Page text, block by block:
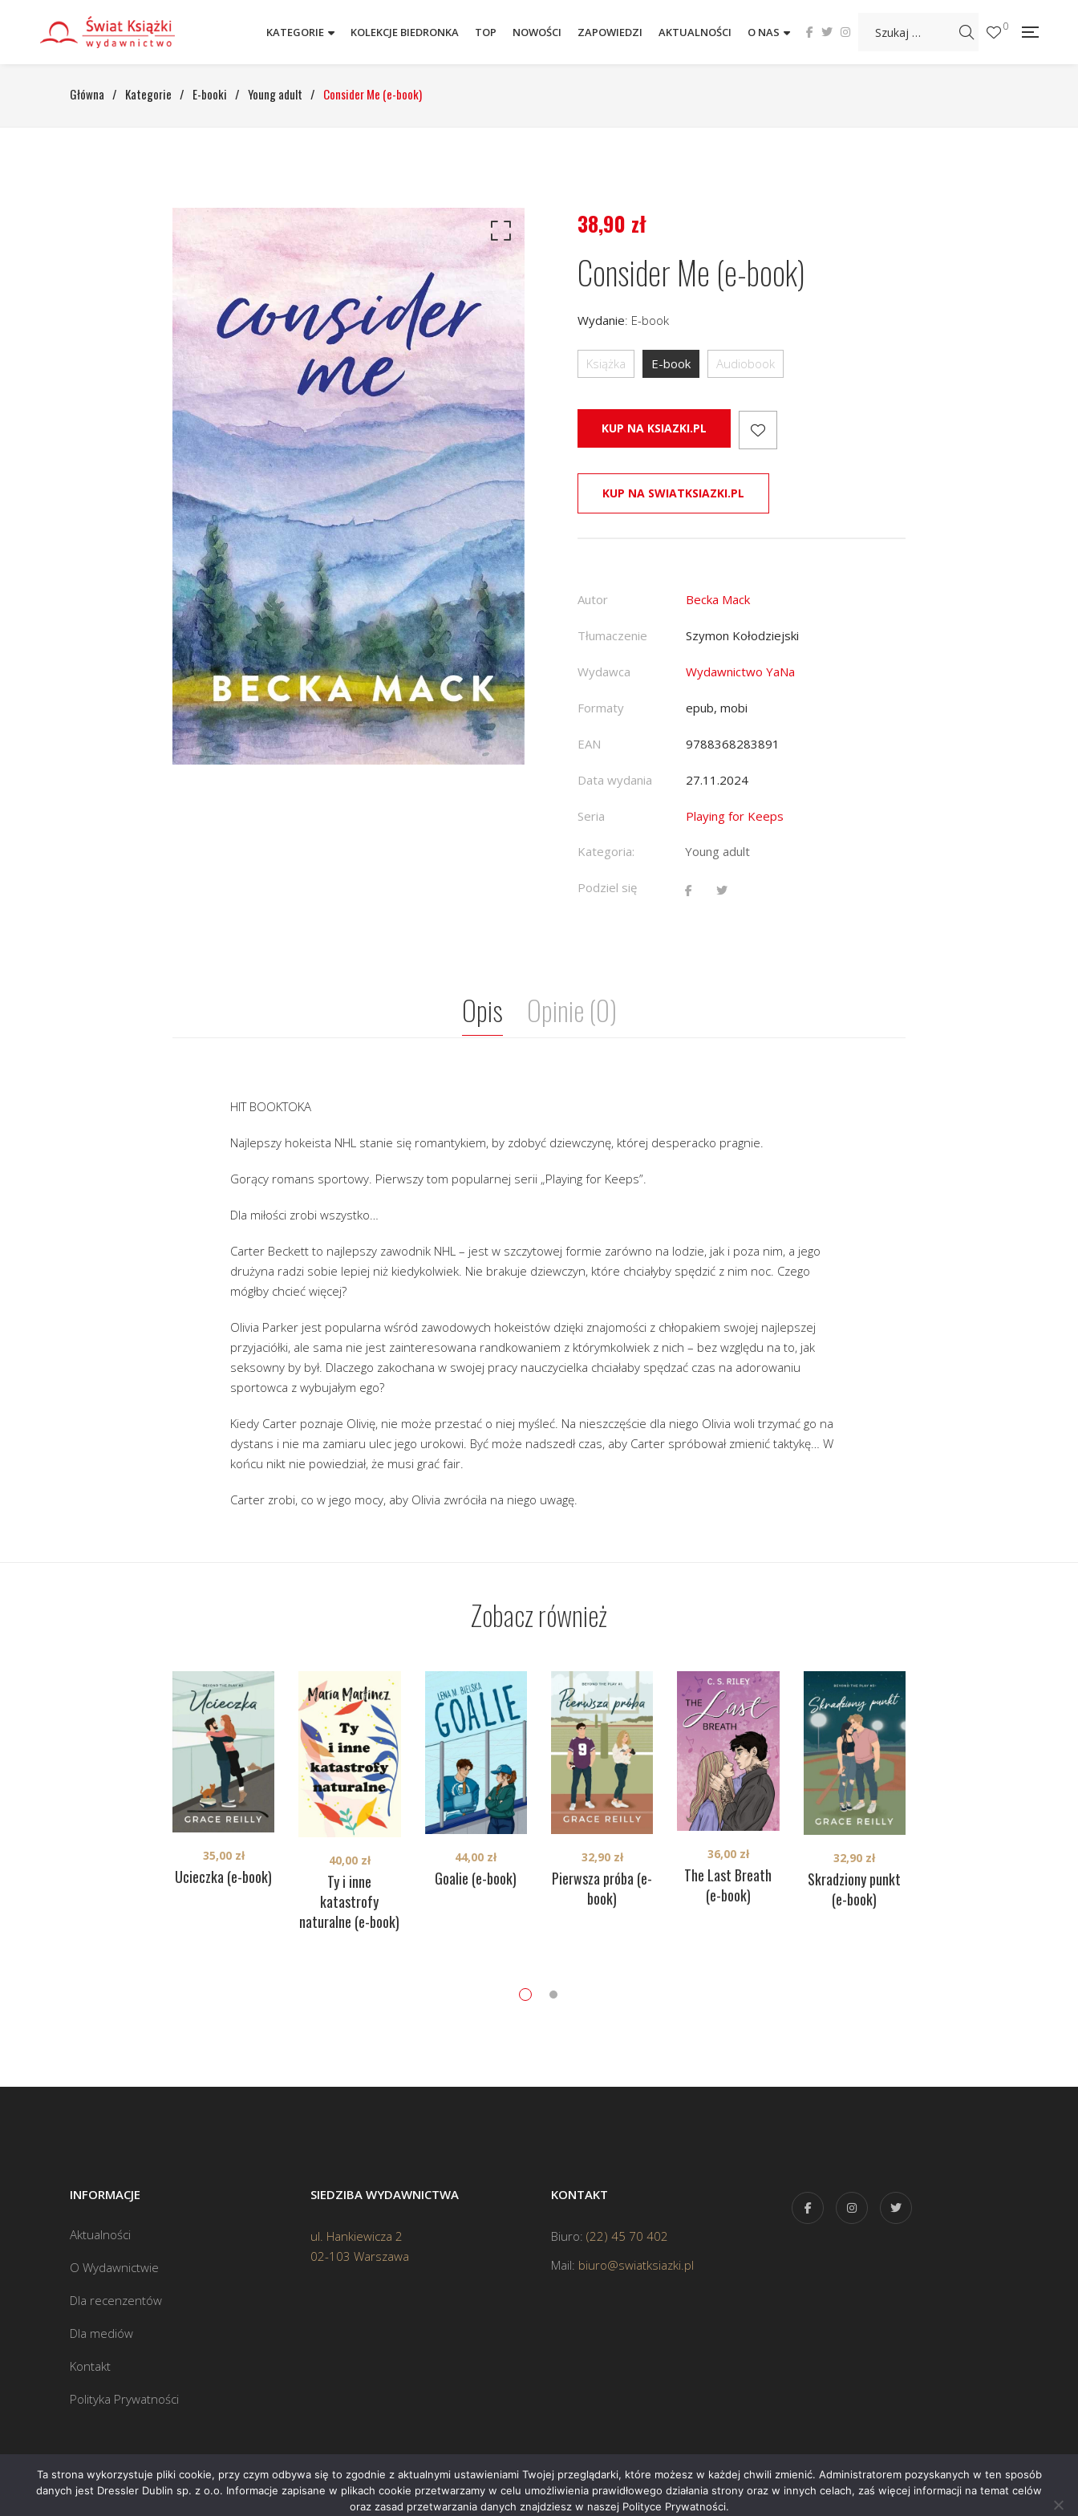
KATEGORIE KOLEKCJE BIEDRONKA TOP NOWOŚCI ZAPOWIEDZI AKTUALNOŚCI O NAS 0
Główna / Kategorie / E-booki / Young adult / Consider Me (e-book)
38,90 zł
Consider Me (e-book)
Wydanie: E-book
Książka E-book Audiobook
KUP NA KSIAZKI.PL
KUP NA SWIATKSIAZKI.PL
Autor Becka Mack
Tłumaczenie Szymon Kołodziejski
Wydawca Wydawnictwo YaNa
Formaty epub, mobi
EAN 9788368283891
Data wydania 27.11.2024
Seria Playing for Keeps
Kategoria: Young adult
Podziel się
Opis Opinie (0)
HIT BOOKTOKA
Najlepszy hokeista NHL stanie się romantykiem, by zdobyć dziewczynę, której desperacko pragnie.
Gorący romans sportowy. Pierwszy tom popularnej serii „Playing for Keeps”.
Dla miłości zrobi wszystko…
Carter Beckett to najlepszy zawodnik NHL – jest w szczytowej formie zarówno na lodzie, jak i poza nim, a jego
drużyna radzi sobie lepiej niż kiedykolwiek. Nie brakuje dziewczyn, które chciałyby spędzić z nim noc. Czego
mógłby chcieć więcej?
Olivia Parker jest popularna wśród zawodowych hokeistów dzięki znajomości z chłopakiem swojej najlepszej
przyjaciółki, ale sama nie jest zainteresowana randkowaniem z którymkolwiek z nich – bez względu na to, jak
seksowny by był. Dlaczego zakochana w swojej pracy nauczycielka chciałaby spędzać czas na adorowaniu
sportowca z wybujałym ego?
Kiedy Carter poznaje Olivię, nie może przestać o niej myśleć. Na nieszczęście dla niego Olivia woli trzymać go na
dystans i nie ma zamiaru ulec jego urokowi. Być może nadszedł czas, aby Carter spróbował zmienić taktykę… W
końcu nikt nie powiedział, że musi grać fair.
Carter zrobi, co w jego mocy, aby Olivia zwróciła na niego uwagę.
Zobacz również
Ucieczka (e-book)
35,00 zł
Ty i inne
katastrofy
naturalne (e-book)
40,00 zł
Goalie (e-book)
44,00 zł
Pierwsza próba (e-
book)
32,90 zł
The Last Breath
(e-book)
36,00 zł
Skradziony punkt
(e-book)
32,90 zł
INFORMACJE
Aktualności
O Wydawnictwie
Dla recenzentów
Dla mediów
Kontakt
Polityka Prywatności
SIEDZIBA WYDAWNICTWA
ul. Hankiewicza 2
02-103 Warszawa
KONTAKT
Biuro: (22) 45 70 402
Mail: biuro@swiatksiazki.pl
Copyright © 2015 Świat Książki. Wszelkie prawa zastrzeżone
Ta strona wykorzystuje pliki cookie, przy czym odbywa się to zgodnie z aktualnymi ustawieniami Twojej przeglądarki, które możesz w każdej chwili zmienić. Administratorem pozyskanych w ten sposób
danych jest Dressler Dublin sp. z o.o. Informacje zapisane w plikach cookie przetwarzamy w celu umożliwienia prawidłowego działania strony oraz w innych celach, zaś więcej informacji na temat celów
oraz zasad przetwarzania danych znajdziesz w naszej Polityce Prywatności.